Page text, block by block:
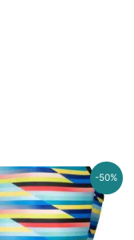
-50%
Den
oprindelige
pris
var:
349,95 kr..
Den
aktuelle
pris
er:
174,95 kr..